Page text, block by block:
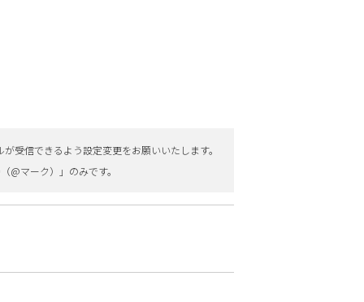
受信できるよう設定変更をお願いいたします。
@マーク）」のみです。